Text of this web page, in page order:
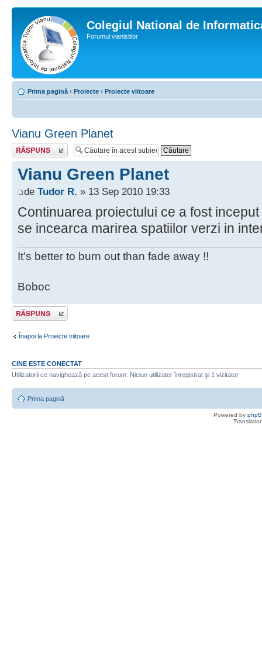
Colegiul National de
Forumul vianistilor
Prima pagină ‹ Proiecte ‹ Proiecte viitoare
Vianu Green Planet
Scrie un răspuns
Vianu Green Planet
de Tudor R. » 13 Sep 2010 19:33
Continuarea proiectului ce a fost
se incearca marirea spatiilor verzi in
It's better to burn out than fade away !!
Boboc
Scrie un răspuns
Înapoi la Proiecte viitoare
CINE ESTE CONECTAT
Utilizatorii ce navighează pe acest forum: Niciun utilizator înregistrat şi 1 vizitator
Prima pagină
Powered by